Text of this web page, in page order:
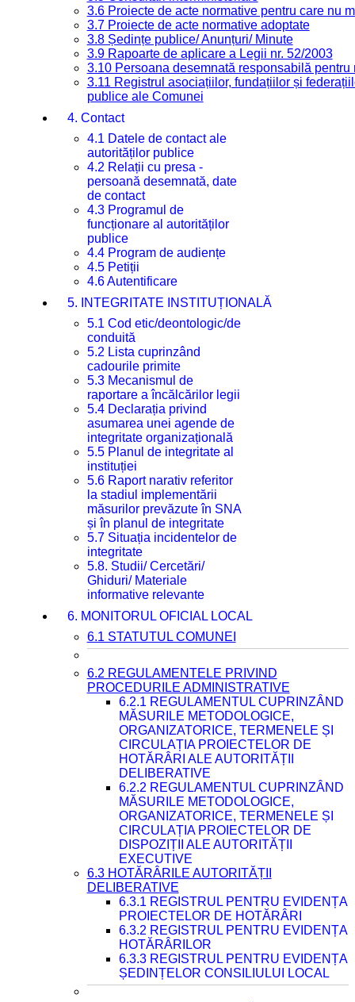
3.6 Proiecte de acte normative pentru care nu
3.7 Proiecte de acte normative adoptate
3.8 Ședințe publice/ Anunțuri/ Minute
3.9 Rapoarte de aplicare a Legii nr. 52/2003
3.10 Persoana desemnată responsabilă
3.11 Registrul asociațiilor, fundațiilor și
publice ale Comunei
4. Contact
4.1 Datele de contact ale
autorităților publice
4.2 Relații cu presa -
persoană desemnată, date
de contact
4.3 Programul de
funcționare al autorităților
publice
4.4 Program de audiențe
4.5 Petiții
4.6 Autentificare
5. INTEGRITATE INSTITUȚIONALĂ
5.1 Cod etic/deontologic/de
conduită
5.2 Lista cuprinzând
cadourile primite
5.3 Mecanismul de
raportare a încălcărilor legii
5.4 Declarația privind
asumarea unei agende de
integritate organizațională
5.5 Planul de integritate al
instituției
5.6 Raport narativ referitor
la stadiul implementării
măsurilor prevăzute în SNA
și în planul de integritate
5.7 Situația incidentelor de
integritate
5.8. Studii/ Cercetări/
Ghiduri/ Materiale
informative relevante
6. MONITORUL OFICIAL LOCAL
6.1 STATUTUL COMUNEI
6.2 REGULAMENTELE PRIVIND
PROCEDURILE ADMINISTRATIVE
6.2.1 REGULAMENTUL CUPRINZÂND
MĂSURILE METODOLOGICE,
ORGANIZATORICE, TERMENELE ȘI
CIRCULAȚIA PROIECTELOR DE
HOTĂRÂRI ALE AUTORITĂȚII
DELIBERATIVE
6.2.2 REGULAMENTUL CUPRINZÂND
MĂSURILE METODOLOGICE,
ORGANIZATORICE, TERMENELE ȘI
CIRCULAȚIA PROIECTELOR DE
DISPOZIȚII ALE AUTORITĂȚII
EXECUTIVE
6.3 HOTĂRÂRILE AUTORITĂȚII
DELIBERATIVE
6.3.1 REGISTRUL PENTRU EVIDENȚA
PROIECTELOR DE HOTĂRÂRI
6.3.2 REGISTRUL PENTRU EVIDENȚA
HOTĂRÂRILOR
6.3.3 REGISTRUL PENTRU EVIDENȚA
ȘEDINȚELOR CONSILIULUI LOCAL